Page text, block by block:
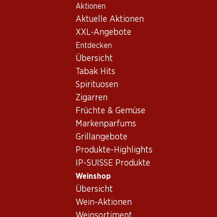
Aktionen
Aktuelle Aktionen
XXL-Angebote
Entdecken
Übersicht
Tabak Hits
Spirituosen
Zigarren
Früchte & Gemüse
Markenparfums
Grillangebote
Produkte-Highlights
IP-SUISSE Produkte
Weinshop
Übersicht
Wein-Aktionen
Wein/Champagner
Südtirol
Cantina Terlan Chardonnay Alto Adige DOC
Vorderseite Rückseite